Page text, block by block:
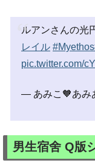
ルアンさんの光
レイル #Myethos
pic.twitter.com/
— あみこ🧡あみ
男生宿舍 Q版